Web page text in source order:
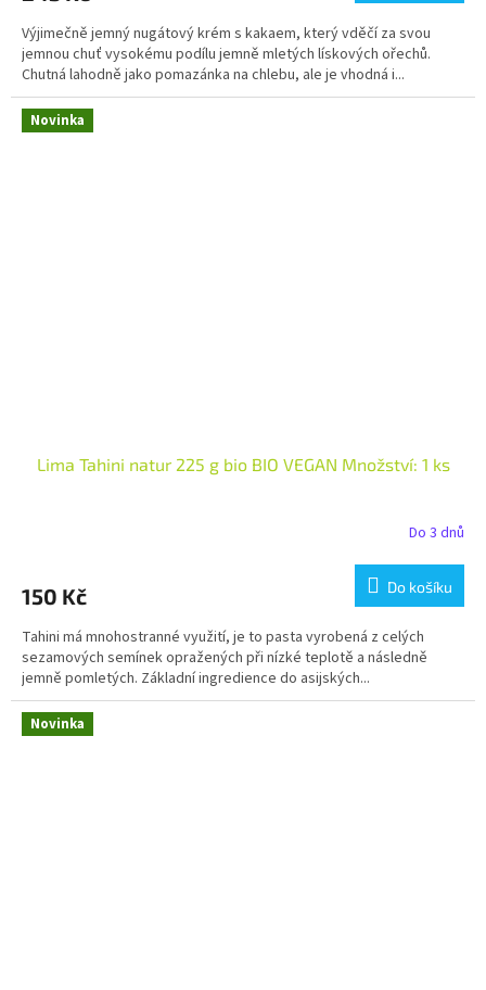
Výjimečně jemný nugátový krém s kakaem, který vděčí za svou
jemnou chuť vysokému podílu jemně mletých lískových ořechů.
Chutná lahodně jako pomazánka na chlebu, ale je vhodná i...
Novinka
Lima Tahini natur 225 g bio BIO VEGAN Množství: 1 ks
Do 3 dnů
150 Kč Do košíku
Tahini má mnohostranné využití, je to pasta vyrobená z celých
sezamových semínek opražených při nízké teplotě a následně
jemně pomletých. Základní ingredience do asijských...
Novinka